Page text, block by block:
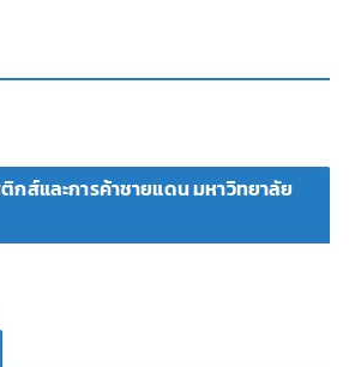
กส์และการค้าชายแดน มหาวิทยาลัย